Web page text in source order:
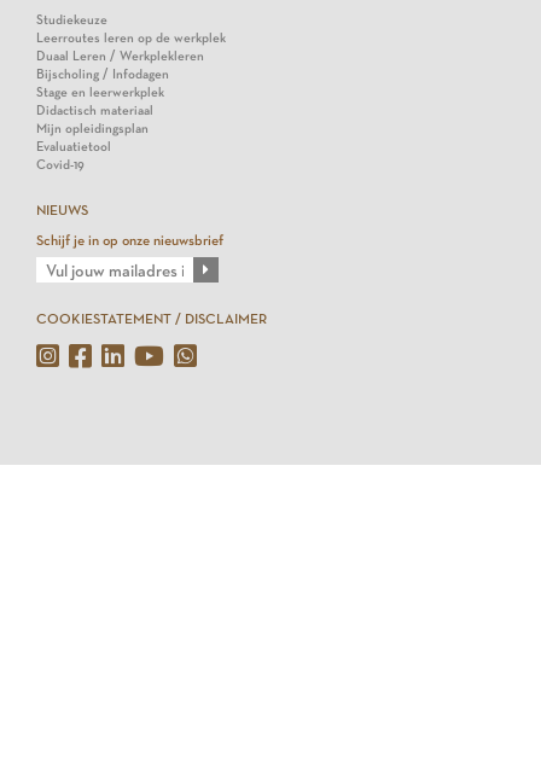
Studiekeuze
Leerroutes leren op de werkplek
Duaal Leren / Werkplekleren
Bijscholing / Infodagen
Stage en leerwerkplek
Didactisch materiaal
Mijn opleidingsplan
Evaluatietool
Covid-19
NIEUWS
Schijf je in op onze nieuwsbrief
COOKIESTATEMENT / DISCLAIMER